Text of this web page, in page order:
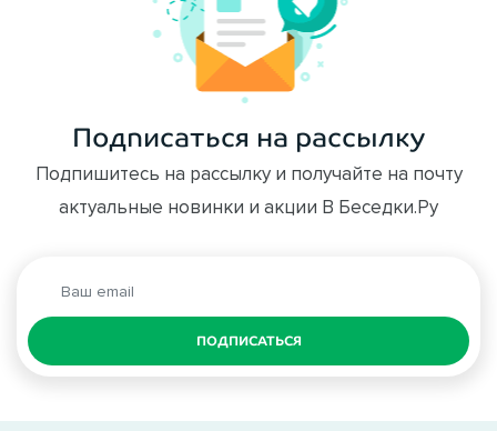
Подписаться на рассылку
Подпишитесь на рассылку и получайте на почту
актуальные новинки и акции В Беседки.Ру
ПОДПИСАТЬСЯ